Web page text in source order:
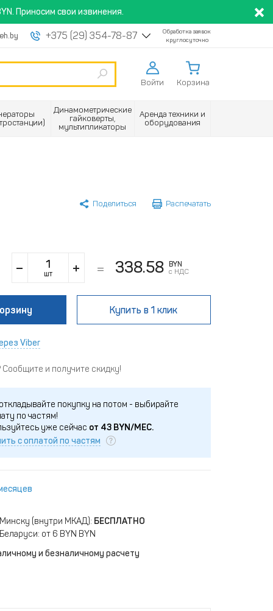
Приносим свои извинения.
+375 (29) 354-78-87
Обработка заявок
круглосуточно
Войти Корзина
Динамометрические
гайковерты,
мультипликаторы
Аренда техники и
оборудования
Поделиться Распечатать
шт 338.58
BYN
с НДС
Купить в 1 клик
Viber
и получите скидку!
покупку на потом - выбирайте
по частям!
уже сейчас от 43BYN/МЕС.
с оплатой по частям
(внутри МКАД): БЕСПЛАТНО
от 6 BYN BYN
и безналичному расчету